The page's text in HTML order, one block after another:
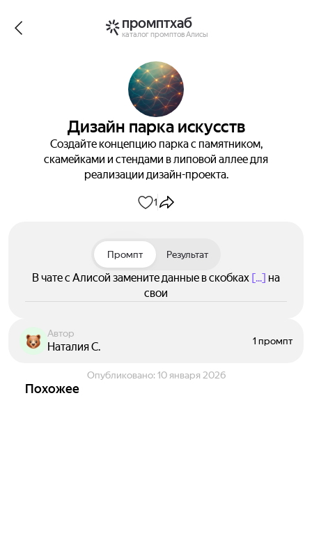
промптхаб
каталог промптов Алисы
Дизайн парка искусств
Создайте концепцию парка с памятником,
скамейками и стендами в липовой аллее для
реализации дизайн-проекта.
1
Промпт Результат
В чате с Алисой замените данные в скобках [...] на
свои
Автор
Наталия С. 1 промпт
Опубликовано: 10 января 2026
Похожее